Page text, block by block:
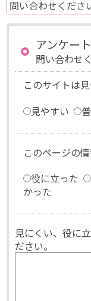
問い合わせくださ
アンケート
問い合わせ
このサイトは
見やすい
このページの
役に立った
かった
見にくい、役に
ださい。